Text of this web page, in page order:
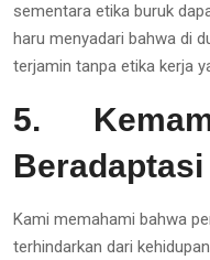
sementara etika buruk
haru menyadari bahwa di
terjamin tanpa etika kerja
5.
Kami memahami bahwa
terhindarkan dari